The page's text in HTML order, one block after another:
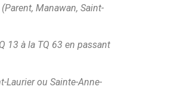
Manawan, Saint-
13 à la TQ 63 en passant
Laurier ou Sainte-Anne-